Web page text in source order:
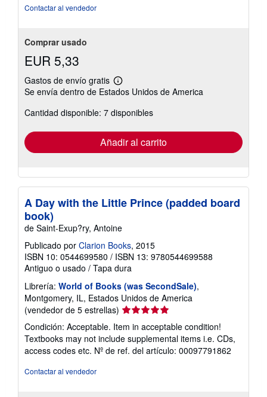
Contactar al vendedor
Comprar usado
EUR 5,33
Gastos de envío gratis
Más
información
las
tarifas
envío
Se envía dentro de Estados Unidos de America
Cantidad disponible: 7 disponibles
Añadir al carrito
A Day with the Little Prince (padded board
book)
de Saint-Exup?ry, Antoine
Publicado por Clarion Books, 2015
ISBN 10: 0544699580 / ISBN 13: 9780544699588
Antiguo o usado / Tapa dura
Librería: World of Books (was SecondSale),
Montgomery, IL, Estados Unidos de America
(vendedor de 5 estrellas) Calificación
vendedor:
5
de
Condición: Acceptable. Item in acceptable condition!
Textbooks may not include supplemental items i.e. CDs,
access codes etc. Nº de ref. del artículo: 00097791862
Contactar al vendedor